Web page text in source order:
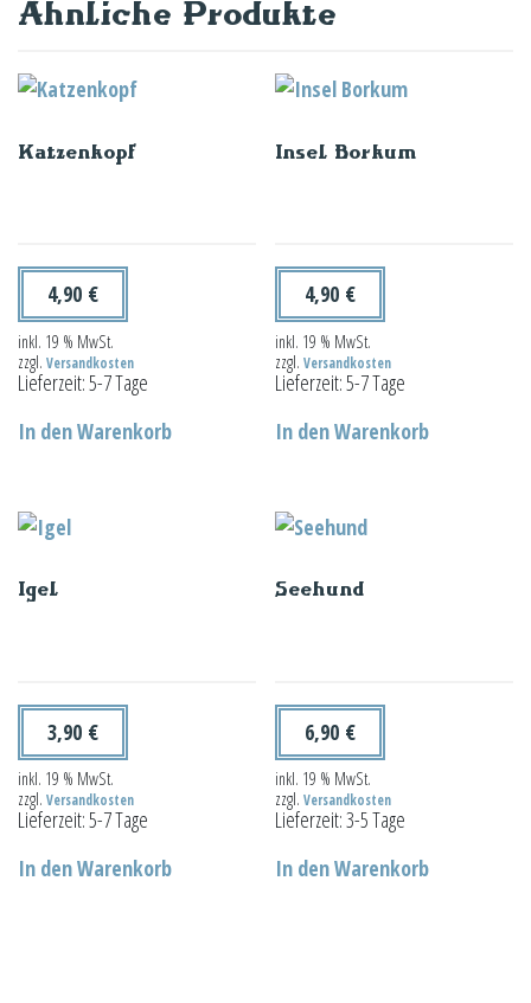
Ähnliche Produkte
Katzenkopf
4,90 €
inkl. 19 % MwSt.
zzgl. Versandkosten
Lieferzeit:5-7 Tage
In den Warenkorb
Insel Borkum
4,90 €
inkl. 19 % MwSt.
zzgl.Versandkosten
Lieferzeit:5-7 Tage
In den Warenkorb
Igel
3,90 €
inkl. 19 % MwSt.
zzgl. Versandkosten
Lieferzeit:5-7 Tage
In den Warenkorb
Seehund
6,90 €
inkl. 19 % MwSt.
zzgl.Versandkosten
Lieferzeit:3-5 Tage
In den Warenkorb